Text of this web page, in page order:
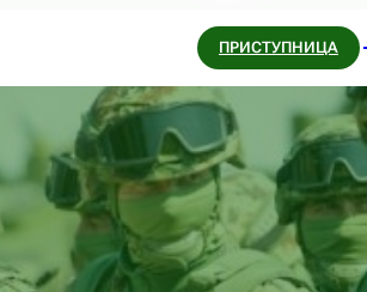
ПРИСТУПНИЦА